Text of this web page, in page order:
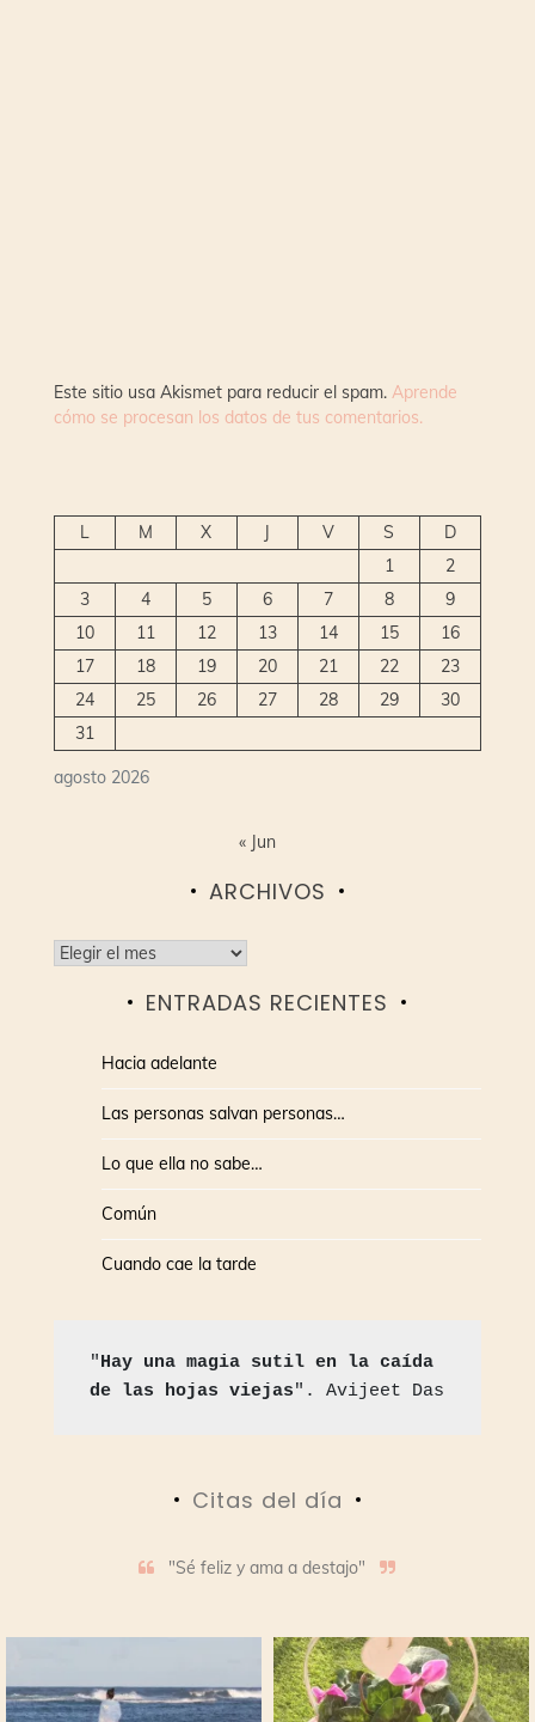
Este sitio usa Akismet para reducir el spam. Aprende
cómo se procesan los datos de tus comentarios.
agosto 2026
L M X J V S
D
1
2
3
4 5 6 7 8
9
10
11 12 13 14 15
16
17
18 19 20 21 22
23
24
25 26 27 28 29
30
31
« Jun
ARCHIVOS
Archivos
ENTRADAS RECIENTES
Hacia adelante
Las personas salvan personas…
Lo que ella no sabe…
Común
Cuando cae la tarde
"Hay una magia sutil en la caída
de las hojas viejas". Avijeet Das
Citas del día
"Sé feliz y ama a destajo"